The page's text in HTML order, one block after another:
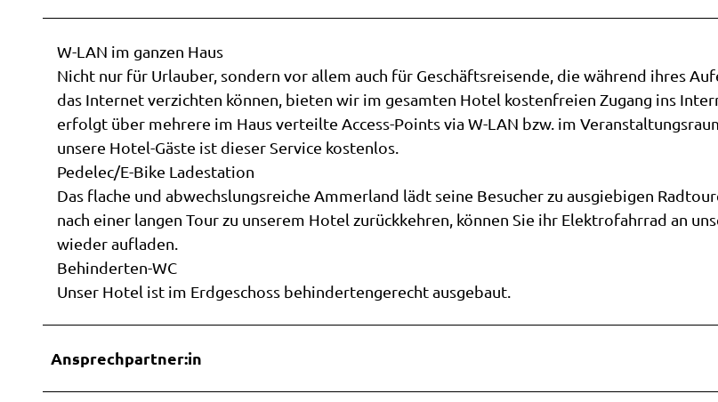
W-LAN im ganzen Haus
Nicht nur für Urlauber, sondern vor allem auch für Geschäftsreisende, die während ihres
das Internet verzichten können, bieten wir im gesamten Hotel kostenfreien Zugang ins
erfolgt über mehrere im Haus verteilte Access-Points via W-LAN bzw. im
unsere Hotel-Gäste ist dieser Service kostenlos.
Pedelec/E-Bike Ladestation
Das flache und abwechslungsreiche Ammerland lädt seine Besucher zu ausgiebigen
nach einer langen Tour zu unserem Hotel zurückkehren, können Sie ihr Elektrofahrrad an
wieder aufladen.
Behinderten-WC
Unser Hotel ist im Erdgeschoss behindertengerecht ausgebaut.
Ansprechpartner:in